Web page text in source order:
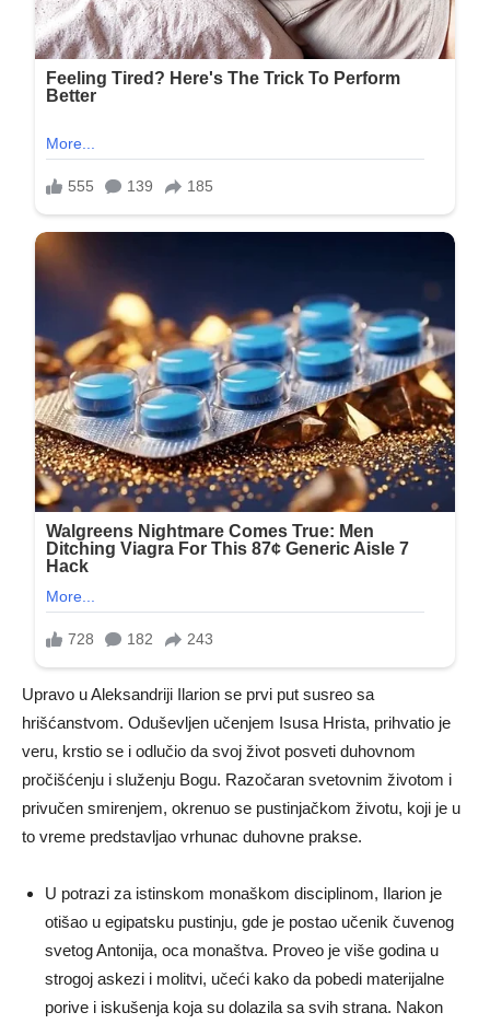
Upravo u Aleksandriji Ilarion se prvi put susreo sa
hrišćanstvom. Oduševljen učenjem Isusa Hrista, prihvatio je
veru, krstio se i odlučio da svoj život posveti duhovnom
pročišćenju i služenju Bogu. Razočaran svetovnim životom i
privučen smirenjem, okrenuo se pustinjačkom životu, koji je u
to vreme predstavljao vrhunac duhovne prakse.
U potrazi za istinskom monaškom disciplinom, Ilarion je
otišao u egipatsku pustinju, gde je postao učenik čuvenog
svetog Antonija, oca monaštva. Proveo je više godina u
strogoj askezi i molitvi, učeći kako da pobedi materijalne
porive i iskušenja koja su dolazila sa svih strana. Nakon